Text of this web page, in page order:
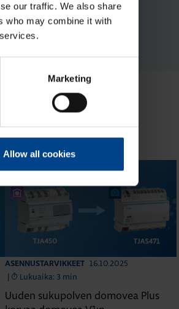
our traffic. We also share
who may combine it with
Marketing
Allow all cookies
ASENNUSTARVIKKEET
16.10.2025
|
Lukuaika: 3 min
Uuden sukupolven domovea Plus